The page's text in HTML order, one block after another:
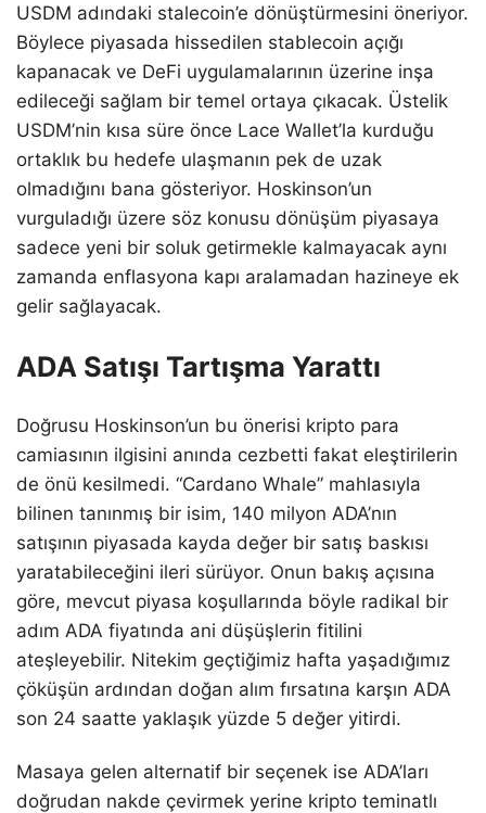
USDM adındaki stalecoin’e dönüştürmesini öneriyor.
Böylece piyasada hissedilen stablecoin açığı
kapanacak ve DeFi uygulamalarının üzerine inşa
edileceği sağlam bir temel ortaya çıkacak. Üstelik
USDM’nin kısa süre önce Lace Wallet’la kurduğu
ortaklık bu hedefe ulaşmanın pek de uzak
olmadığını bana gösteriyor. Hoskinson’un
vurguladığı üzere söz konusu dönüşüm piyasaya
sadece yeni bir soluk getirmekle kalmayacak aynı
zamanda enflasyona kapı aralamadan hazineye ek
gelir sağlayacak.
ADA Satışı Tartışma Yarattı
Doğrusu Hoskinson’un bu önerisi kripto para
camiasının ilgisini anında cezbetti fakat eleştirilerin
de önü kesilmedi. “Cardano Whale” mahlasıyla
bilinen tanınmış bir isim, 140 milyon ADA’nın
satışının piyasada kayda değer bir satış baskısı
yaratabileceğini ileri sürüyor. Onun bakış açısına
göre, mevcut piyasa koşullarında böyle radikal bir
adım ADA fiyatında ani düşüşlerin fitilini
ateşleyebilir. Nitekim geçtiğimiz hafta yaşadığımız
çöküşün ardından doğan alım fırsatına karşın ADA
son 24 saatte yaklaşık yüzde 5 değer yitirdi.
Masaya gelen alternatif bir seçenek ise ADA’ları
doğrudan nakde çevirmek yerine kripto teminatlı